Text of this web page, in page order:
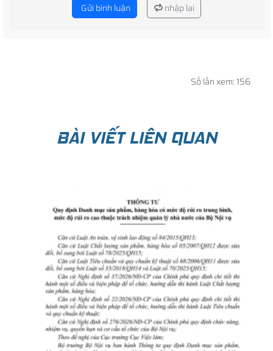
Gửi bình luận nhập lại
Số lần xem: 156
BÀI VIẾT LIÊN QUAN